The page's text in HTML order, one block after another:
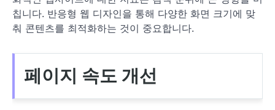
칩니다. 반응형 웹 디자인을 통해 다양한 화면 크기에 맞
춰 콘텐츠를 최적화하는 것이 중요합니다.
페이지 속도 개선